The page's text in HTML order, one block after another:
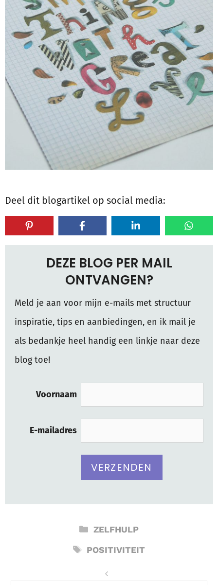
Deel dit blogartikel op social media:
DEZE BLOG PER MAIL
ONTVANGEN?
Meld je aan voor mijn e-mails met structuur
inspiratie, tips en aanbiedingen, en ik mail je
als bedankje heel handig een linkje naar deze
blog toe!
Voornaam
E-mailadres
CATEGORIEËN
ZELFHULP
TAGS
POSITIVITEIT